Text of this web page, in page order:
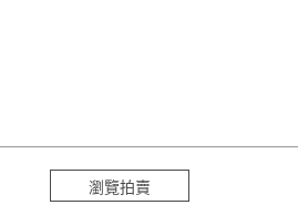
瀏覽拍賣